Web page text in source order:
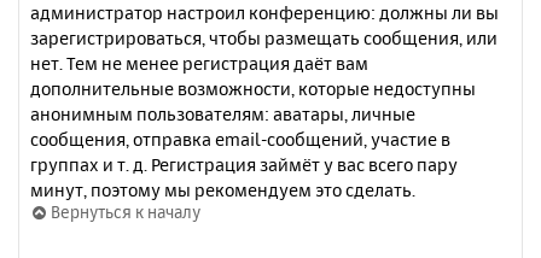
администратор настроил конференцию: должны ли вы
зарегистрироваться, чтобы размещать сообщения, или
нет. Тем не менее регистрация даёт вам
дополнительные возможности, которые недоступны
анонимным пользователям: аватары, личные
сообщения, отправка email-сообщений, участие в
группах и т. д. Регистрация займёт у вас всего пару
минут, поэтому мы рекомендуем это сделать.
Вернуться к началу